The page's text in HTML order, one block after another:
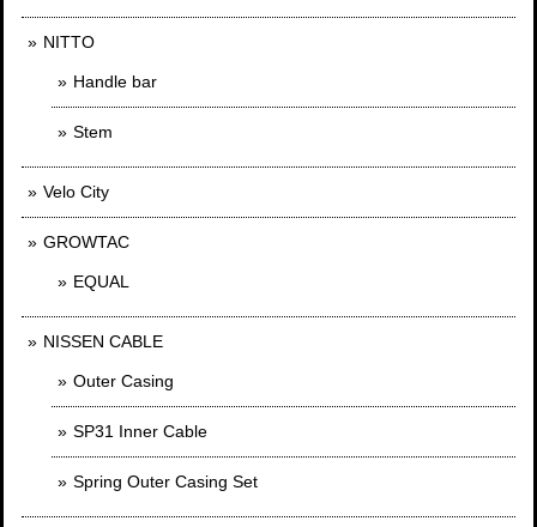
NITTO
Handle bar
Stem
Velo City
GROWTAC
EQUAL
NISSEN CABLE
Outer Casing
SP31 Inner Cable
Spring Outer Casing Set